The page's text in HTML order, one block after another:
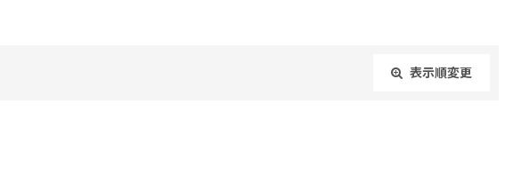
表示順変更